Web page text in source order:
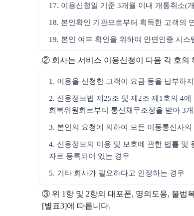
17. 이용신청일 기준 3개월 이내 개통취소(
18. 본인확인 기관으로부터 획득한 고객의
19. 본인 여부 확인을 위하여 안면인증 시
② 회사는 서비스 이용신청이 다음 각 호의
1. 이용을 신청한 고객이 요금 등을 납부하
2. 신용정보법 제25조 및 제2조 제1호의 4
회복위원회로부터 통신채무조정을 받아 3
3. 본인의 요청에 의하여 모든 이동통신사
4. 신용정보의 이용 및 보호에 관한 법률 및
자로 등록되어 있는 경우
5. 기타 회사가 필요하다고 인정하는 경우
③ 위 1항 및 2항의 대포폰, 명의도용, 불법
[별표3]에 따릅니다.